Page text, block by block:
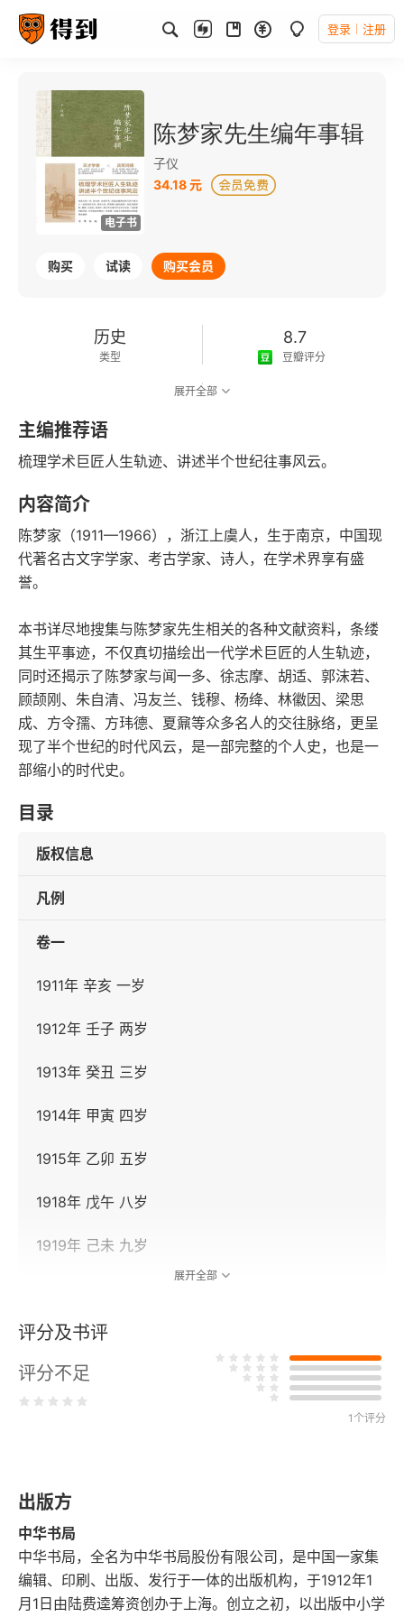
登录 注册
电子书
陈梦家先生编年事辑
子仪
34.18 元
购买 试读 购买会员
历史
类型
8.7
豆瓣评分
2021-06-01
发行日期
展开全部
主编推荐语
梳理学术巨匠人生轨迹、讲述半个世纪往事风云。
内容简介
陈梦家（1911—1966），浙江上虞人，生于南京，中国现
代著名古文字学家、考古学家、诗人，在学术界享有盛
誉。
本书详尽地搜集与陈梦家先生相关的各种文献资料，条缕
其生平事迹，不仅真切描绘出一代学术巨匠的人生轨迹，
同时还揭示了陈梦家与闻一多、徐志摩、胡适、郭沫若、
顾颉刚、朱自清、冯友兰、钱穆、杨绛、林徽因、梁思
成、方令孺、方玮德、夏鼐等众多名人的交往脉络，更呈
现了半个世纪的时代风云，是一部完整的个人史，也是一
部缩小的时代史。
目录
版权信息
凡例
卷一
1911年 辛亥 一岁
1912年 壬子 两岁
1913年 癸丑 三岁
1914年 甲寅 四岁
1915年 乙卯 五岁
1918年 戊午 八岁
1919年 己未 九岁
1922年 壬戌 十二岁
1925年 乙丑 十五岁
1928年 戊辰 十八岁
1929年 己巳 十九岁
1930年 庚午 二十岁
展开全部
评分及书评
评分不足
1个评分
出版方
中华书局
中华书局，全名为中华书局股份有限公司，是中国一家集
编辑、印刷、出版、发行于一体的出版机构，于1912年1
月1日由陆费逵筹资创办于上海。创立之初，以出版中小学